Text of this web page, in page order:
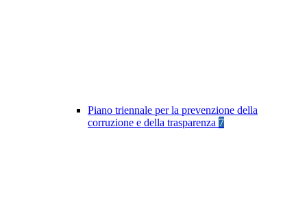
Piano triennale per la prevenzione della
corruzione e della trasparenza 7